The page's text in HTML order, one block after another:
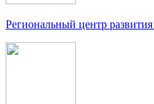
Региональный центр